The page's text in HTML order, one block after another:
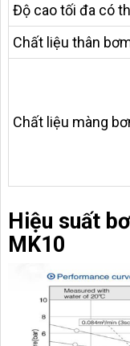
Độ cao tối đa có
Chất liệu thân
Chất liệu màng
Hiệu suất
MK10